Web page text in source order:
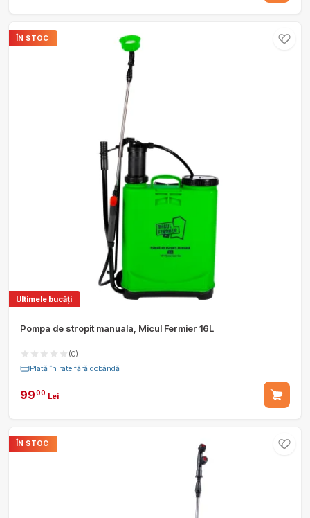
ÎN STOC
Ultimele bucăți
Pompa de stropit manuala, Micul Fermier 16L
(0)
Plată în rate fără dobândă
9900 Lei
ÎN STOC